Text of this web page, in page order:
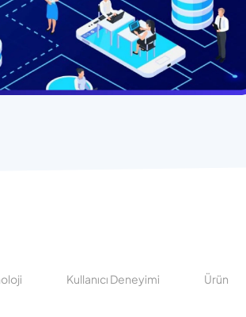
Kullanıcı Deneyimi Ürün